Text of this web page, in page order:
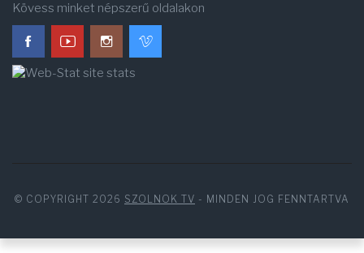
Kövess minket népszerű oldalakon
© COPYRIGHT 2026 SZOLNOK TV - MINDEN JOG FENNTARTVA